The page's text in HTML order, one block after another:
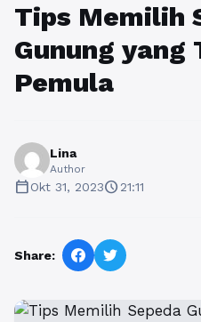
Tips Memilih
Gunung yang
Pemula
Lina
Author
calendar_todayOkt 31, 2023schedule21:11
Share: